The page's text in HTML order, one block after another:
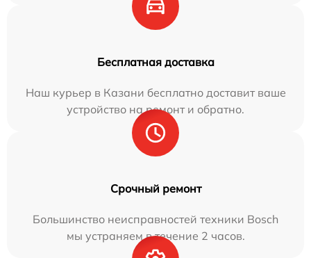
Бесплатная доставка
Наш курьер в Казани бесплатно доставит ваше
устройство на ремонт и обратно.
Срочный ремонт
Большинство неисправностей техники Bosch
мы устраняем в течение 2 часов.